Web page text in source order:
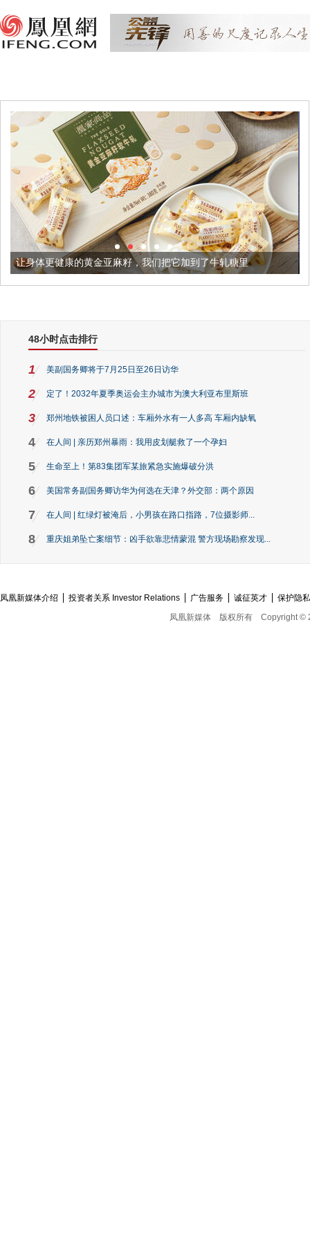
亚麻籽，我们把它加到了牛轧糖里 被列入佛家七宝的它到
48小时点击排行
1 美副国务卿将于7月25日至26日访华
2 定了！2032年夏季奥运会主办城市为澳大利亚布里斯班
3 郑州地铁被困人员口述：车厢外水有一人多高 车厢内缺氧
4 在人间 | 亲历郑州暴雨：我用皮划艇救了一个孕妇
5 生命至上！第83集团军某旅紧急实施爆破分洪
6 美国常务副国务卿访华为何选在天津？外交部：两个原因
7 在人间 | 红绿灯被淹后，小男孩在路口指路，7位摄影师...
8 重庆姐弟坠亡案细节：凶手欲靠悲情蒙混 警方现场勘察发现...
凤凰新媒体介绍 投资者关系 Investor Relations 广告服务 诚征英才
保护隐
凤凰新媒体
版权所有 Copyright ©